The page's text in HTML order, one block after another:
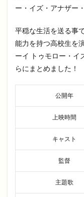
ー・イズ・アナザー
平穏な生活を送る事
能力を持つ高校生を
ーイ トゥモロー・イ
らにまとめました！
公開年
上映時間
キャスト
監督
主題歌